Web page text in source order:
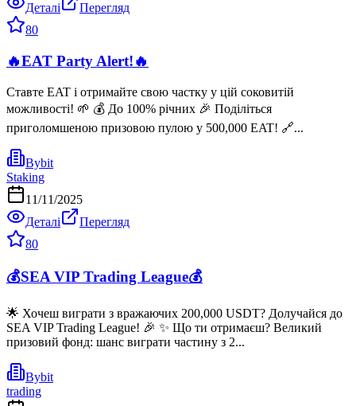
Деталі
Перегляд
80
🔥EAT Party Alert!🔥
Ставте EAT і отримайте свою частку у цій соковитій
можливості! 🌱 💰 До 100% річних 🎉 Поділіться
приголомшеною призовою пулою у 500,000 EAT! 🔗...
Bybit
Staking
11/11/2025
Деталі
Перегляд
80
💰SEA VIP Trading League💰
🌟 Хочеш виграти з вражаючих 200,000 USDT? Долучайся до
SEA VIP Trading League! 🎉 ✨ Що ти отримаєш? Великий
призовий фонд: шанс виграти частину з 2...
Bybit
trading